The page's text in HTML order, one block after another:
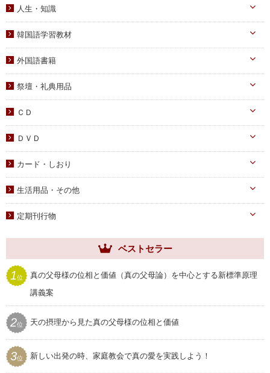
信仰の証し・教会史
書写
中高生向け
青年向け
父母向け
DVD
PDF版（子女向け）
霊界メッセージ
人生・知識
家庭
知識
宗教迫害
韓国語学習教材
光の子韓国語教材
外国語書籍
英語・他
祭壇・礼典用品
蝋燭・燭台・火消し
祭壇用ﾃｰﾌﾞﾙｸﾛｽ
献金袋
聖塩入れ
ＣＤ
PDF版 CD-ROM
ＤＶＤ
教育・教養
子女教育
アニメ
カード・しおり
しおり
クリアしおり
生活用品・その他
家庭用品
セール
プレゼント用品
定期刊行物
世界家庭
ムーンワールド
聖和
ベストセラー
1位
真の父母様の位相と価値（真の父母論）を中心とする新標準原理
講義案
2位 天の摂理から見た真の父母様の位相と価値
3位 新しい出発の時、家庭教会で真の愛を実践しよう！